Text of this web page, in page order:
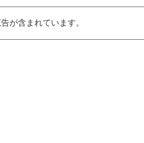
が含まれています。